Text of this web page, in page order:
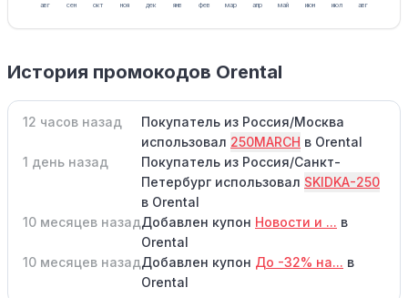
авг сен окт ноя дек янв фев мар апр май июн июл авг
История промокодов Orental
12 часов назад
Покупатель из Россия/Москва
использовал 250MARCH в Orental
1 день назад
Покупатель из Россия/Санкт-
Петербург использовал SKIDKA-250
в Orental
10 месяцев назадДобавлен купон Новости и ... в
Orental
10 месяцев назадДобавлен купон До -32% на... в
Orental